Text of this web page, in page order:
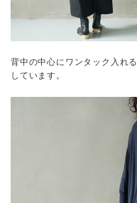
背中の中心にワンタック入れ
しています。